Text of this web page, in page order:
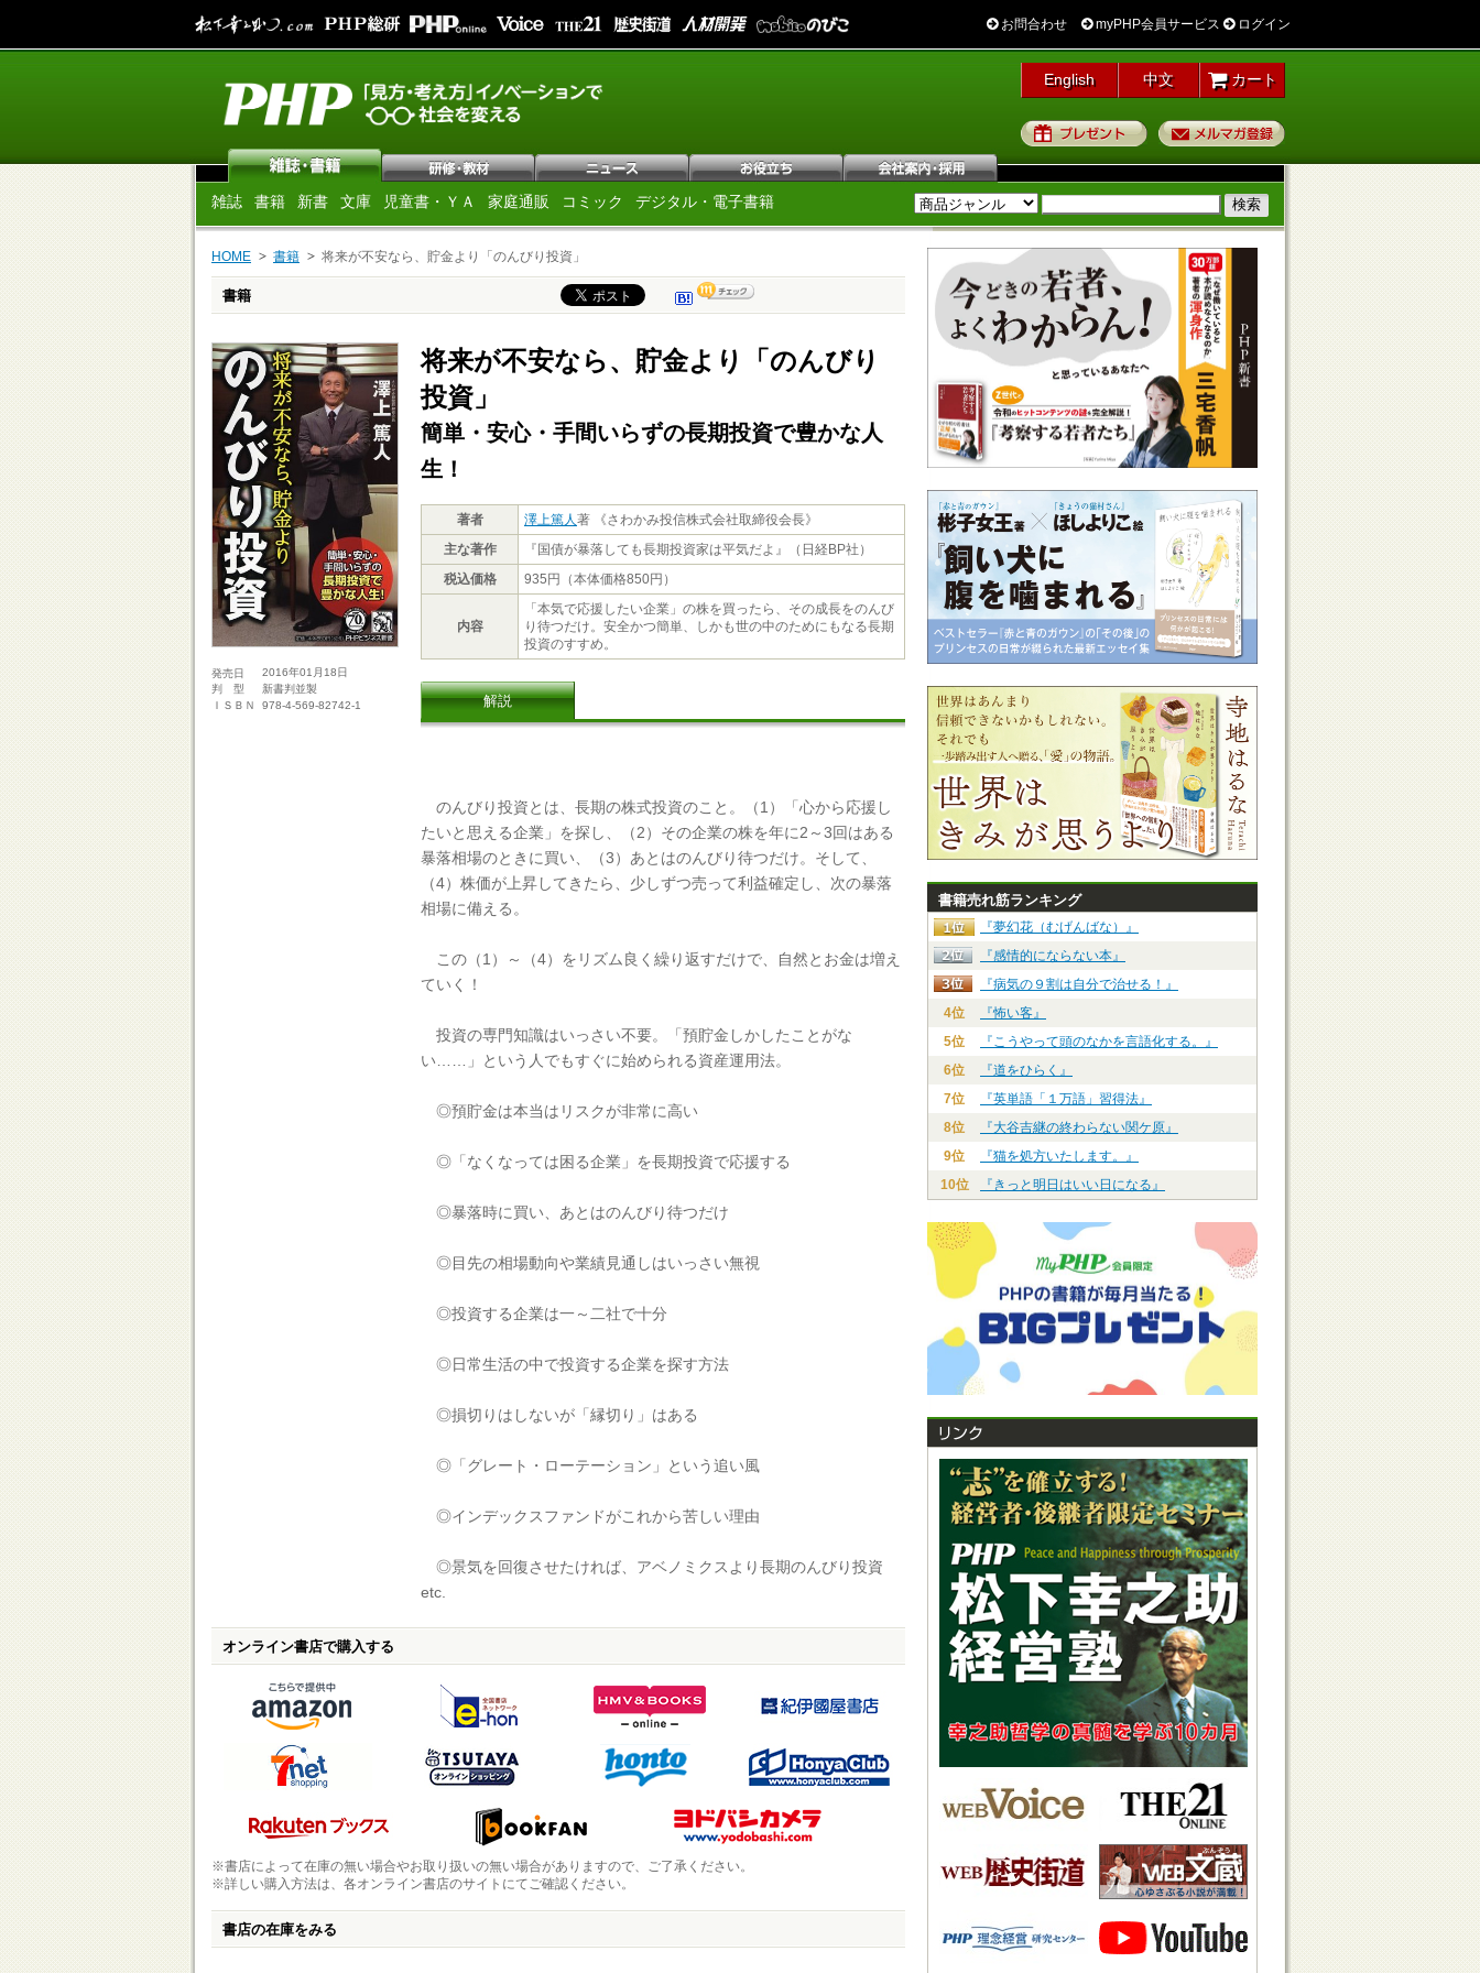
お問合わせ myPHP会員サービス ログイン
English 中文 カート
プレゼント
雑誌 書籍 新書 文庫 児童書・ＹＡ 家庭通販 コミック デジタル・電子書籍
HOME 書籍 将来が不安なら、貯金より「のんびり投資」
書籍
発売日
2016年01月18日
判 型
新書判並製
ＩＳＢＮ
978-4-569-82742-1
将来が不安なら、貯金より「のんびり
投資」
簡単・安心・手間いらずの長期投資で豊かな人
生！
著者 澤上篤人著 《さわかみ投信株式会社取締役会長》
主な著作
『国債が暴落しても長期投資家は平気だよ』（日経BP社）
税込価格
935円（本体価格850円）
内容
「本気で応援したい企業」の株を買ったら、その成長をのんび
り待つだけ。安全かつ簡単、しかも世の中のためにもなる長期
投資のすすめ。
解説
のんびり投資とは、長期の株式投資のこと。（1）「心から応援し
たいと思える企業」を探し、（2）その企業の株を年に2～3回はある
暴落相場のときに買い、（3）あとはのんびり待つだけ。そして、
（4）株価が上昇してきたら、少しずつ売って利益確定し、次の暴落
相場に備える。
この（1）～（4）をリズム良く繰り返すだけで、自然とお金は増え
ていく！
投資の専門知識はいっさい不要。「預貯金しかしたことがな
い……」という人でもすぐに始められる資産運用法。
◎預貯金は本当はリスクが非常に高い
◎「なくなっては困る企業」を長期投資で応援する
◎暴落時に買い、あとはのんびり待つだけ
◎目先の相場動向や業績見通しはいっさい無視
◎投資する企業は一～二社で十分
◎日常生活の中で投資する企業を探す方法
◎損切りはしないが「縁切り」はある
◎「グレート・ローテーション」という追い風
◎インデックスファンドがこれから苦しい理由
◎景気を回復させたければ、アベノミクスより長期のんびり投資
etc.
オンライン書店で購入する
※書店によって在庫の無い場合やお取り扱いの無い場合がありますので、ご了承ください。
※詳しい購入方法は、各オンライン書店のサイトにてご確認ください。
書店の在庫をみる
書籍売れ筋ランキング
『夢幻花（むげんばな）』
『感情的にならない本』
『病気の９割は自分で治せる！』
4位
『怖い客』
5位
『こうやって頭のなかを言語化する。』
6位
『道をひらく』
7位
『英単語「１万語」習得法』
8位
『大谷吉継の終わらない関ケ原』
9位
『猫を処方いたします。』
10位
『きっと明日はいい日になる』